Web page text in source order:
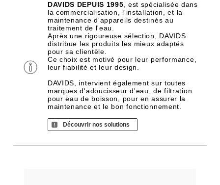
DAVIDS DEPUIS 1995 , est spécialisée dans
la commercialisation, l'installation, et la
maintenance d'appareils destinés au
traitement de l'eau.
Après une rigoureuse sélection, DAVIDS
distribue les produits les mieux adaptés
pour sa clientèle.
Ce choix est motivé pour leur performance,
leur fiabilité et leur design.
DAVIDS, intervient également sur toutes
marques d'adoucisseur d'eau, de filtration
pour eau de boisson, pour en assurer la
maintenance et le bon fonctionnement.
Découvrir nos solutions